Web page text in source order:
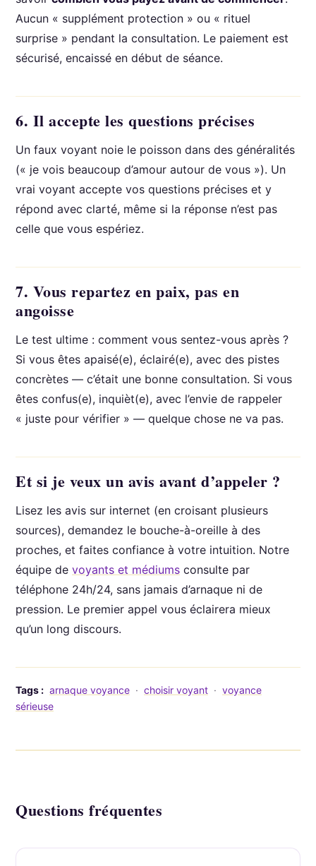
Aucun « supplément protection » ou « rituel
surprise » pendant la consultation. Le paiement est
sécurisé, encaissé en début de séance.
6. Il accepte les questions précises
Un faux voyant noie le poisson dans des généralités
(« je vois beaucoup d’amour autour de vous »). Un
vrai voyant accepte vos questions précises et y
répond avec clarté, même si la réponse n’est pas
celle que vous espériez.
7. Vous repartez en paix, pas en
angoisse
Le test ultime : comment vous sentez-vous après ?
Si vous êtes apaisé(e), éclairé(e), avec des pistes
concrètes — c’était une bonne consultation. Si vous
êtes confus(e), inquièt(e), avec l’envie de rappeler
« juste pour vérifier » — quelque chose ne va pas.
Et si je veux un avis avant d’appeler ?
Lisez les avis sur internet (en croisant plusieurs
sources), demandez le bouche-à-oreille à des
proches, et faites confiance à votre intuition. Notre
équipe de voyants et médiums consulte par
téléphone 24h/24, sans jamais d’arnaque ni de
pression. Le premier appel vous éclairera mieux
qu’un long discours.
Tags : arnaque voyance · choisir voyant · voyance
sérieuse
Questions fréquentes